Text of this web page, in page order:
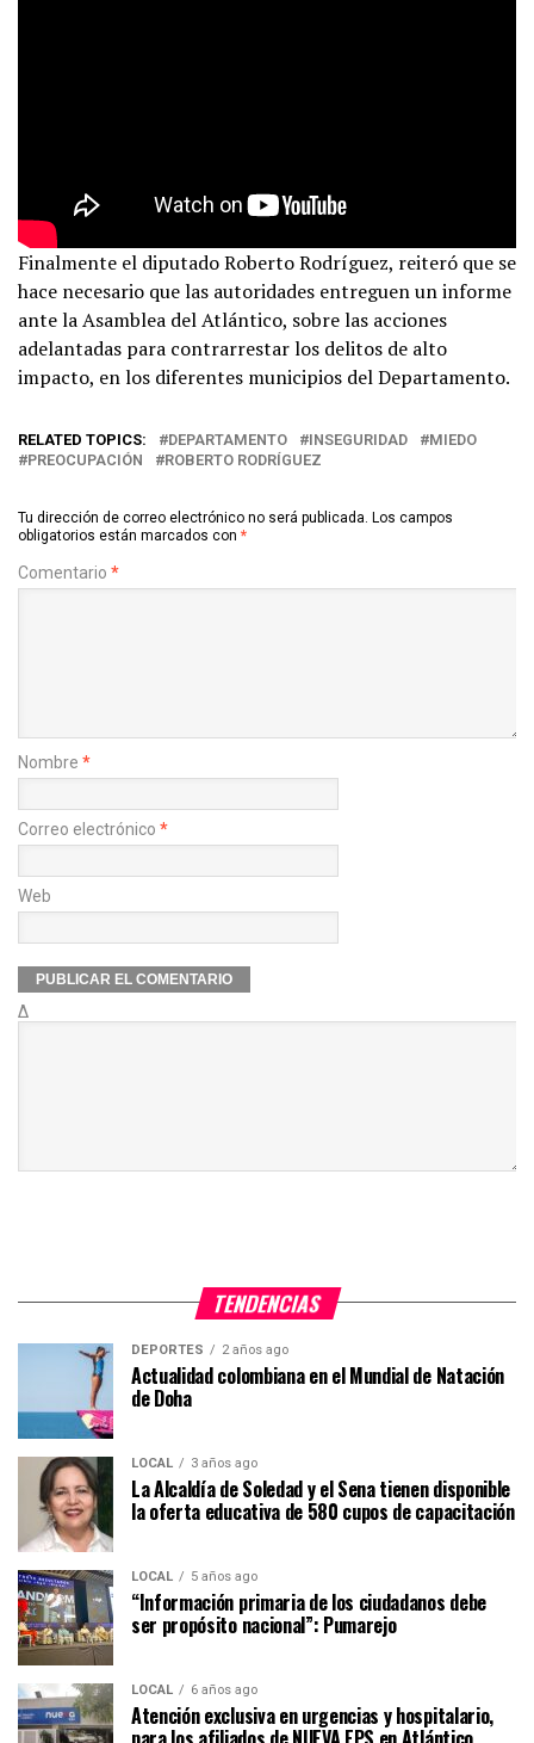
Finalmente el diputado Roberto Rodríguez, reiteró que se
hace necesario que las autoridades entreguen un informe
ante la Asamblea del Atlántico, sobre las acciones
adelantadas para contrarrestar los delitos de alto
impacto, en los diferentes municipios del Departamento.
RELATED TOPICS: DEPARTAMENTO INSEGURIDAD
MIEDO
PREOCUPACIÓN
ROBERTO RODRÍGUEZ
Tu dirección de correo electrónico no será publicada. Los campos
obligatorios están marcados con *
Comentario *
Nombre *
Correo electrónico *
Web
Δ
TENDENCIAS
DEPORTES 2 años ago
Actualidad colombiana en el Mundial de Natación
de Doha
LOCAL 3 años ago
La Alcaldía de Soledad y el Sena tienen disponible
la oferta educativa de 580 cupos de capacitación
LOCAL 5 años ago
“Información primaria de los ciudadanos debe
ser propósito nacional”: Pumarejo
LOCAL 6 años ago
Atención exclusiva en urgencias y hospitalario,